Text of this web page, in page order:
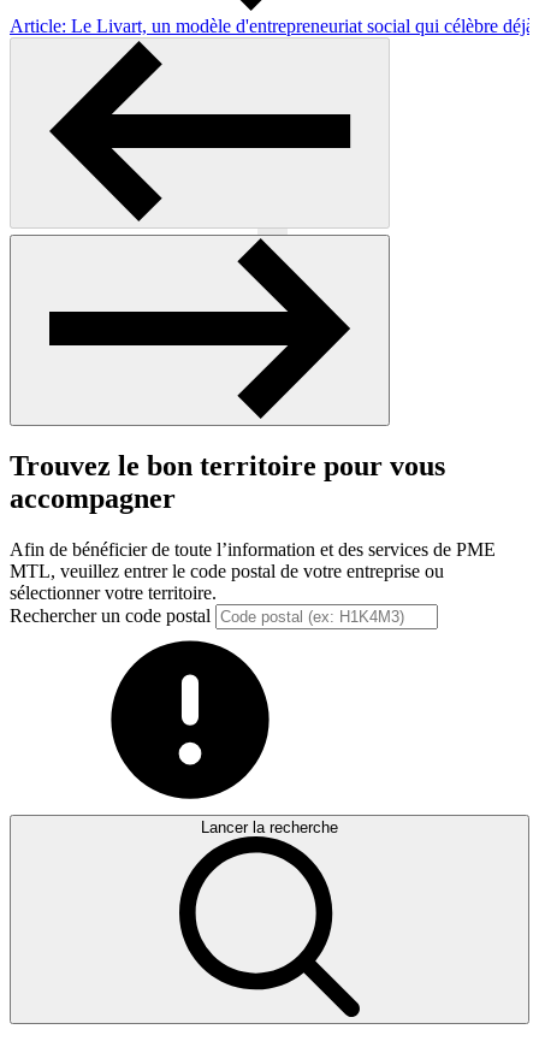
Article: Le Livart, un modèle d'entrepreneuriat social qui célèbre déjà
Précédent
Trouvez le bon territoire pour vous
accompagner
Afin de bénéficier de toute l’information et des services de PME
MTL, veuillez entrer le code postal de votre entreprise ou
sélectionner votre territoire.
Rechercher un code postal
Lancer la recherche